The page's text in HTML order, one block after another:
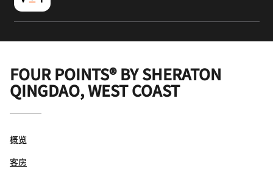
FOUR POINTS® BY SHERATON
QINGDAO, WEST COAST
概览
客房